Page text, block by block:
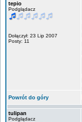
tepio
Podglądacz
Dołączył: 23 Lip 2007
Posty: 11
Powrót do góry
tulipan
Podglądacz